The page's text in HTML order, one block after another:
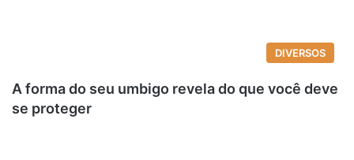
DIVERSOS
A forma do seu umbigo revela do que você deve
se proteger